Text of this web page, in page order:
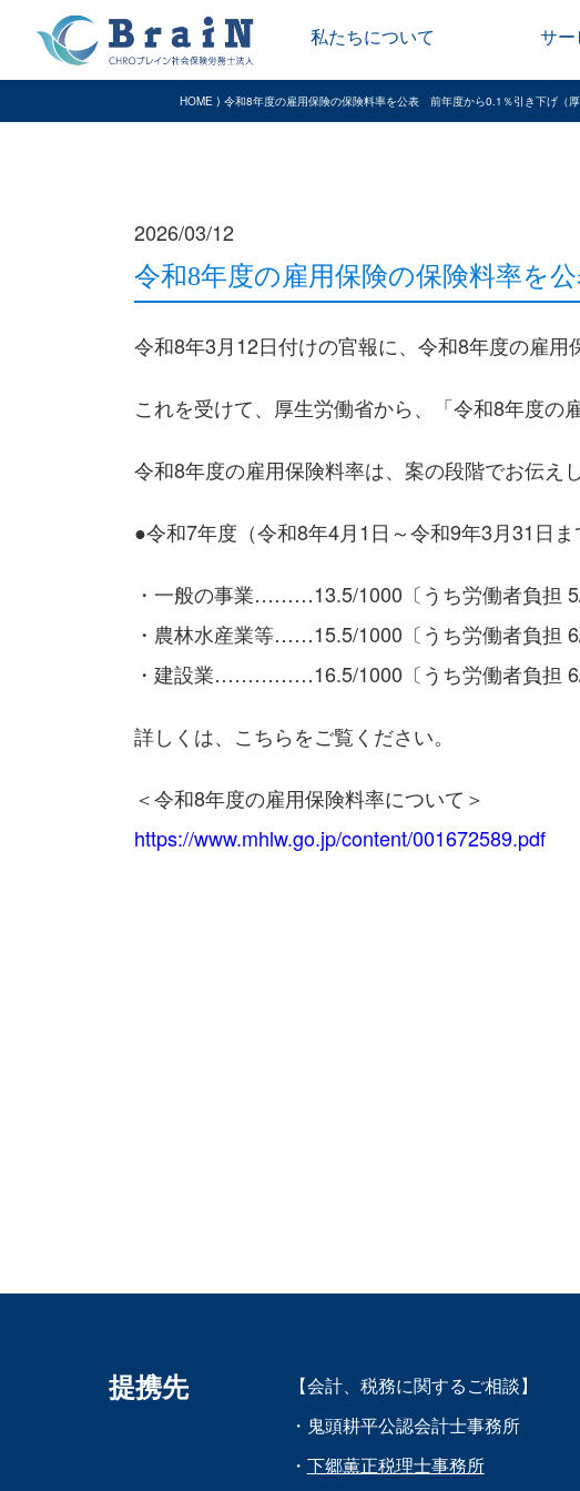
私たちについて サー
HOME ⟩ 令和8年度の雇用保険の保険料率を公表 前年度から0.1％引き下げ（厚
2026/03/12
令和8年度の雇用保険の保険料率を
令和8年3月12日付けの官報に、令和8年度の雇用
これを受けて、厚生労働省から、「令和8年度の
令和8年度の雇用保険料率は、案の段階でお伝え
●令和7年度（令和8年4月1日～令和9年3月31日
・一般の事業………13.5/1000〔うち労働者負担
・農林水産業等……15.5/1000〔うち労働者負担
・建設業……………16.5/1000〔うち労働者負担 6/
詳しくは、こちらをご覧ください。
＜令和8年度の雇用保険料率について＞
https://www.mhlw.go.jp/content/001672589.pdf
提携先
【会計、税務に関するご相談】
・鬼頭耕平公認会計士事務所
・ 下郷薫正税理士事務所